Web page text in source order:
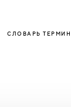
СЛОВАРЬ